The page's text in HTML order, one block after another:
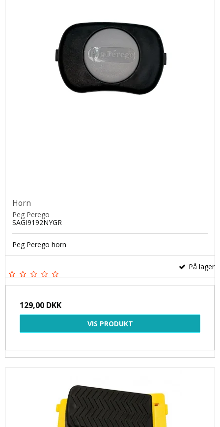
Horn
Peg Perego
SAGI9192NYGR
Peg Perego horn
På lager
129,00 DKK
VIS PRODUKT